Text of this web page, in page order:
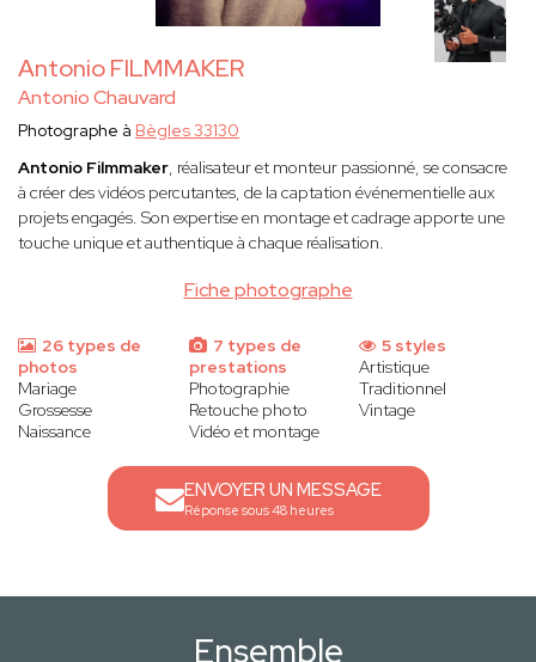
Antonio FILMMAKER
Antonio Chauvard
Fiche photographe
Photographe à Bègles 33130
Antonio Filmmaker, réalisateur et monteur passionné, se consacre
à créer des vidéos percutantes, de la captation événementielle aux
projets engagés. Son expertise en montage et cadrage apporte une
touche unique et authentique à chaque réalisation.
26 types de
photos
Mariage
Grossesse
Naissance
7 types de
prestations
Photographie
Retouche photo
Vidéo et montage
5 styles
Artistique
Traditionnel
Vintage
ENVOYER UN MESSAGE
Réponse sous 48 heures
Ensemble